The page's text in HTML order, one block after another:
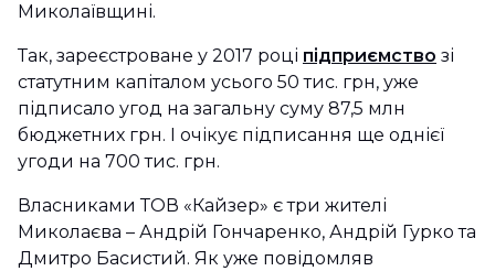
Миколаївщині.
Так, зареєстроване у 2017 році підприємство зі
статутним капіталом усього 50 тис. грн, уже
підписало угод на загальну суму 87,5 млн
бюджетних грн. І очікує підписання ще однієї
угоди на 700 тис. грн.
Власниками ТОВ «Кайзер» є три жителі
Миколаєва – Андрій Гончаренко, Андрій Гурко та
Дмитро Басистий. Як уже повідомляв